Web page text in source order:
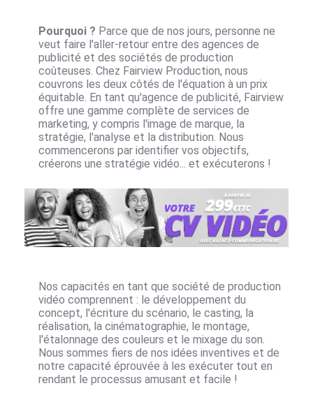
Pourquoi ? Parce que de nos jours, personne ne
veut faire l'aller-retour entre des agences de
publicité et des sociétés de production
coûteuses. Chez Fairview Production, nous
couvrons les deux côtés de l'équation à un prix
équitable. En tant qu'agence de publicité, Fairview
offre une gamme complète de services de
marketing, y compris l'image de marque, la
stratégie, l'analyse et la distribution. Nous
commencerons par identifier vos objectifs,
créerons une stratégie vidéo... et exécuterons !
Nos capacités en tant que société de production
vidéo comprennent : le développement du
concept, l'écriture du scénario, le casting, la
réalisation, la cinématographie, le montage,
l'étalonnage des couleurs et le mixage du son.
Nous sommes fiers de nos idées inventives et de
notre capacité éprouvée à les exécuter tout en
rendant le processus amusant et facile !